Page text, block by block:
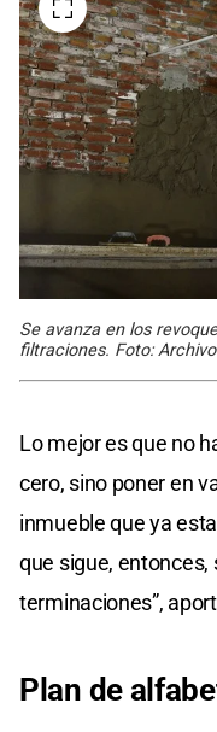
Se avanza en los
filtraciones. Foto: Archivo
Lo mejor es que no
cero, sino poner en
inmueble que ya
que sigue,
terminaciones”,
Plan de